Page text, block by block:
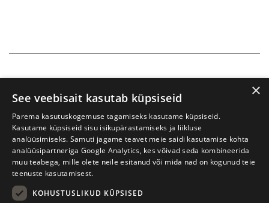
Prima Vista kirjandusfestival
×
See veebisait kasutab küpsiseid
Parema kasutuskogemuse tagamiseks kasutame küpsiseid.
Kasutame küpsiseid sisu isikupärastamiseks ja liikluse
analüüsimiseks. Samuti jagame teavet meie saidi kasutamise kohta
analüüsipartneriga Google Analytics, kes võivad seda kombineerida
muu teabega, mille olete neile esitanud või mida nad on kogunud teie
teenuste kasutamisest.
KOHUSTUSLIKUD KÜPSISED